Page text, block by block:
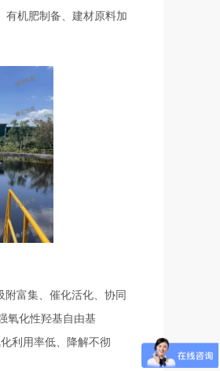
有机肥制备、建材原料加
富集、催化活化、协同
氧化性羟基自由基
利用率低、降解不彻